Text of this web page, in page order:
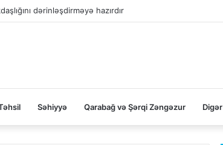
dərinləşdirməyə hazırdır
Səhiyyə Qarabağ və Şərqi Zəngəzur Digər